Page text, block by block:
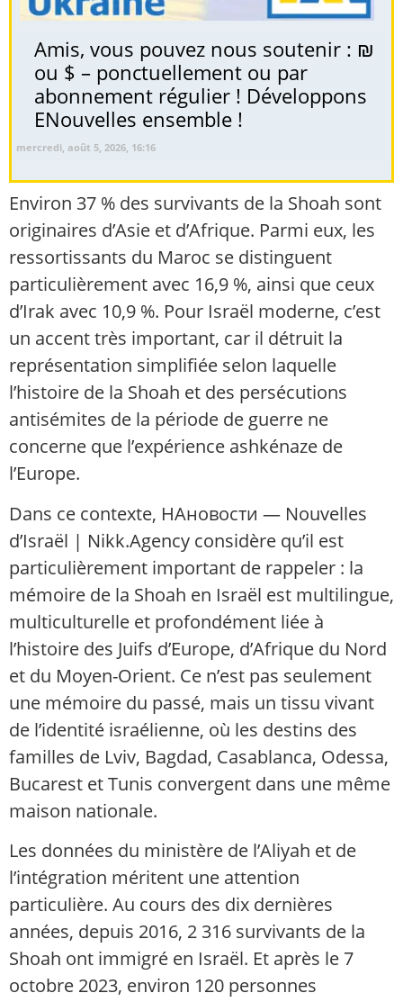
Amis, vous pouvez nous soutenir : ₪
ou $ – ponctuellement ou par
abonnement régulier ! Développons
ENouvelles ensemble !
mercredi, août 5, 2026, 16:16
Environ 37 % des survivants de la Shoah sont
originaires d’Asie et d’Afrique. Parmi eux, les
ressortissants du Maroc se distinguent
particulièrement avec 16,9 %, ainsi que ceux
d’Irak avec 10,9 %. Pour Israël moderne, c’est
un accent très important, car il détruit la
représentation simplifiée selon laquelle
l’histoire de la Shoah et des persécutions
antisémites de la période de guerre ne
concerne que l’expérience ashkénaze de
l’Europe.
Dans ce contexte, НАновости — Nouvelles
d’Israël | Nikk.Agency considère qu’il est
particulièrement important de rappeler : la
mémoire de la Shoah en Israël est multilingue,
multiculturelle et profondément liée à
l’histoire des Juifs d’Europe, d’Afrique du Nord
et du Moyen-Orient. Ce n’est pas seulement
une mémoire du passé, mais un tissu vivant
de l’identité israélienne, où les destins des
familles de Lviv, Bagdad, Casablanca, Odessa,
Bucarest et Tunis convergent dans une même
maison nationale.
Les données du ministère de l’Aliyah et de
l’intégration méritent une attention
particulière. Au cours des dix dernières
années, depuis 2016, 2 316 survivants de la
Shoah ont immigré en Israël. Et après le 7
octobre 2023, environ 120 personnes